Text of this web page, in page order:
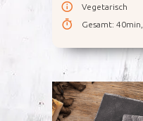
Vegetarisch
Gesamt: 40min